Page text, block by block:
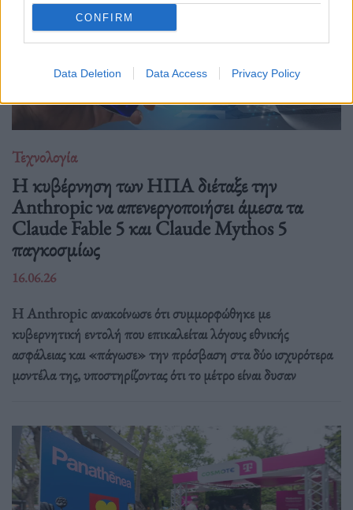
CONFIRM
Data Deletion Data Access Privacy Policy
Τεχνολογία
Η κυβέρνηση των ΗΠΑ διέταξε την
Anthropic να απενεργοποιήσει άμεσα τα
Claude Fable 5 και Claude Mythos 5
παγκοσμίως
16.06.26
Η Anthropic ανακοίνωσε ότι συμμορφώθηκε με
κυβερνητική εντολή που επικαλείται λόγους εθνικής
ασφάλειας και «πάγωσε» την πρόσβαση στα δύο ισχυρότερα
μοντέλα της, υποστηρίζοντας ότι το μέτρο είναι δυσαν